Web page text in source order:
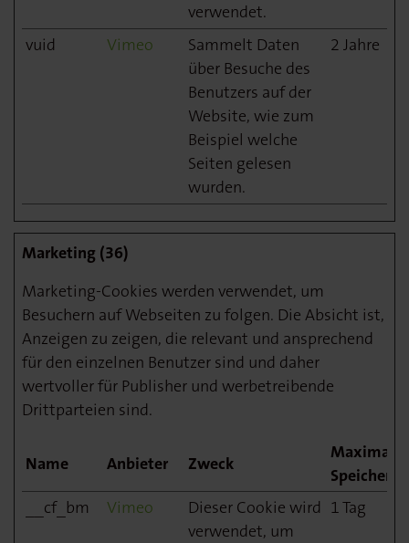
verwendet.
vuid Vimeo
Sammelt Daten
über Besuche des
Benutzers auf der
Website, wie zum
Beispiel welche
Seiten gelesen
wurden.
2 Jahre
Marketing (36)
Marketing-Cookies werden verwendet, um
Besuchern auf Webseiten zu folgen. Die Absicht ist,
Anzeigen zu zeigen, die relevant und ansprechend
für den einzelnen Benutzer sind und daher
wertvoller für Publisher und werbetreibende
Drittparteien sind.
Name Anbieter Zweck
Maximale
__cf_bm
Vimeo
Dieser Cookie wird
verwendet, um
1 Tag